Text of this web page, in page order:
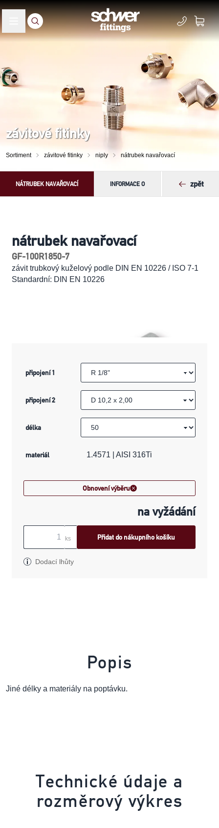
závitové fitinky
Sortiment závitové fitinky niply nátrubek navařovací
NÁTRUBEK NAVAŘOVACÍ INFORMACE O zpět
nátrubek navařovací
GF-100R1850-7
závit trubkový kuželový podle DIN EN 10226 / ISO 7-1
Standardní: DIN EN 10226
připojení 1
připojení 2
délka
materiál 1.4571 | AISI 316Ti
Obnovení výběru
na vyžádání
ks Přidat do nákupního košíku
Dodací lhůty
Popis
Jiné délky a materiály na poptávku.
Technické údaje a
rozměrový výkres